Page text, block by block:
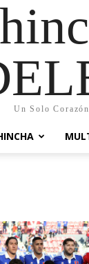
Un Solo Corazón